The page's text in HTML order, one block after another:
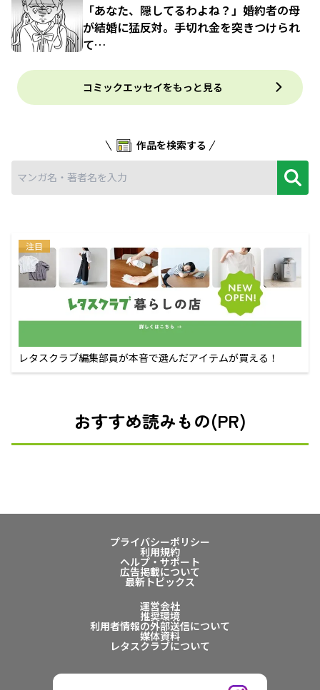
「あなた、隠してるわよね？」婚約者の母
が結婚に猛反対。手切れ金を突きつけられ
て…
コミックエッセイをもっと見る
作品を検索する
注目
レタスクラブ編集部員が本音で選んだアイテムが買える！
おすすめ読みもの(PR)
プライバシーポリシー
利用規約
ヘルプ・サポート
広告掲載について
最新トピックス
運営会社
推奨環境
利用者情報の外部送信について
媒体資料
レタスクラブについて